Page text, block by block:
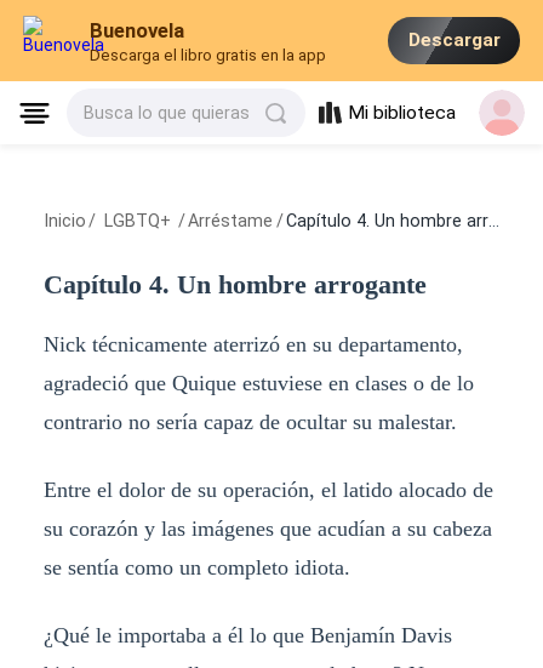
Buenovela
Descarga el libro gratis en la app
Descargar
Busca lo que quieras Mi biblioteca
Inicio / LGBTQ+ /Arréstame /Capítulo 4. Un hombre arrogante
Capítulo 4. Un hombre arrogante
Nick técnicamente aterrizó en su departamento,
agradeció que Quique estuviese en clases o de lo
contrario no sería capaz de ocultar su malestar.
Entre el dolor de su operación, el latido alocado de
su corazón y las imágenes que acudían a su cabeza
se sentía como un completo idiota.
¿Qué le importaba a él lo que Benjamín Davis